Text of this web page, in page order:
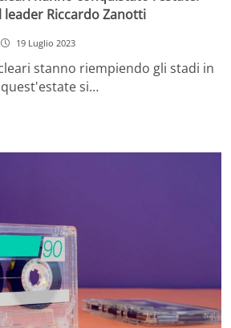
Riccardo Zanotti
19 Luglio 2023
stanno riempiendo gli stadi in
si…